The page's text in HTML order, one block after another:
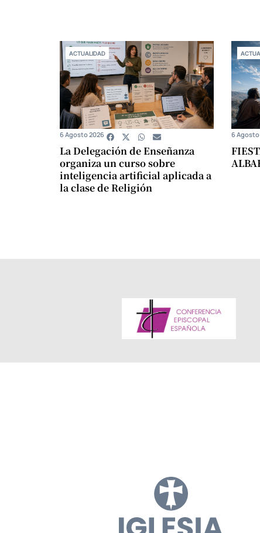
ACTUALIDAD
La Delegación de Enseñanza
organiza un curso sobre
inteligencia artificial aplicada a
la clase de Religión
6 Agosto 2026 6 Agosto